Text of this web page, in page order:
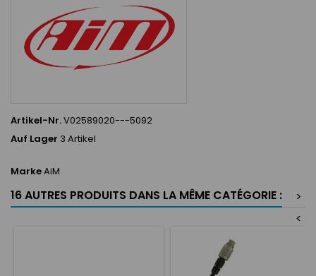
Artikel-Nr.V02589020---5092
Auf Lager 3 Artikel
MarkeAiM
16 AUTRES PRODUITS DANS LA MÊME CATÉGORIE :
>
<